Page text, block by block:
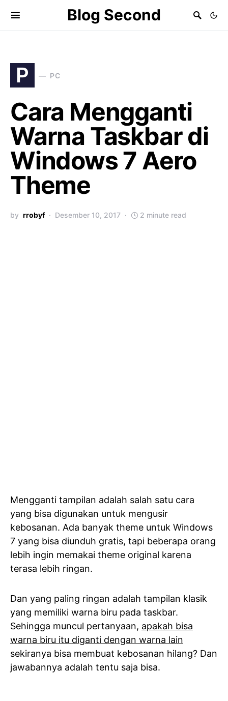
Blog Second
P PC
Cara Mengganti
Warna Taskbar di
Windows 7 Aero
Theme
by rrobyf Desember 10, 2017 2 minute read
Mengganti tampilan adalah salah satu cara
yang bisa digunakan untuk mengusir
kebosanan. Ada banyak theme untuk Windows
7 yang bisa diunduh gratis, tapi beberapa orang
lebih ingin memakai theme original karena
terasa lebih ringan.
Dan yang paling ringan adalah tampilan klasik
yang memiliki warna biru pada taskbar.
Sehingga muncul pertanyaan, apakah bisa
warna biru itu diganti dengan warna lain
sekiranya bisa membuat kebosanan hilang? Dan
jawabannya adalah tentu saja bisa.